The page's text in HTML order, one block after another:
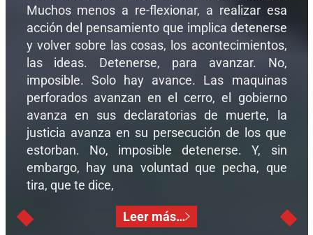
Muchos menos a re-flexionar, a realizar esa
acción del pensamiento que implica detenerse
y volver sobre las cosas, los acontecimientos,
las ideas. Detenerse, para avanzar. No,
imposible. Solo hay avance. Las maquinas
perforados avanzan en el cerro, el gobierno
avanza en sus declaratorias de muerte, la
justicia avanza en su persecución de los que
estorban. No, imposible detenerse. Y, sin
embargo, hay una voluntad que pecha, que
tira, que te dice,
Leer más…